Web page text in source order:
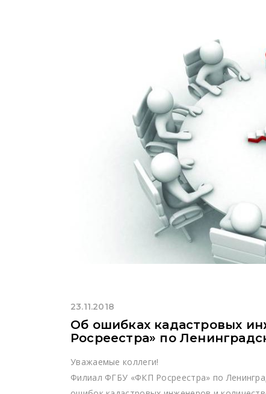
23.11.2018
Об ошибках кадастровых
Росреестра» по
Уважаемые коллеги!
Филиал ФГБУ «ФКП Росреестра» по